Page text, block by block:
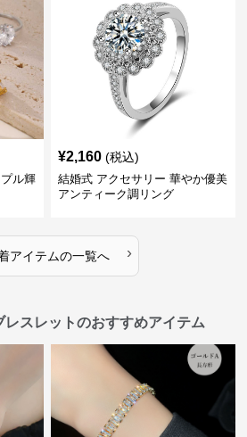
ル輝
¥2,160 (税込)
結婚式 アクセサリー 華やか優美
アンティーク調リング
アイテムの一覧へ ›
スレットのおすすめアイテム